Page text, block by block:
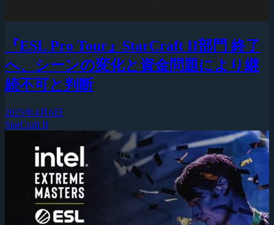
『ESL Pro Tour』StarCraft II部門 終了
へ、シーンの変化と資金問題により継
続不可と判断
2025年4月6日
StarCraft II